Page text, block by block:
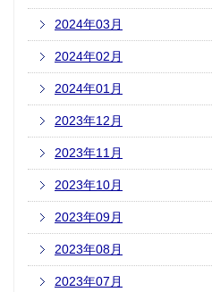
2024年03月
2024年02月
2024年01月
2023年12月
2023年11月
2023年10月
2023年09月
2023年08月
2023年07月